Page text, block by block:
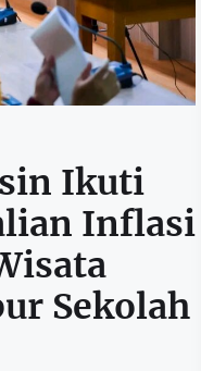
Ikuti
Inflasi
Sekolah